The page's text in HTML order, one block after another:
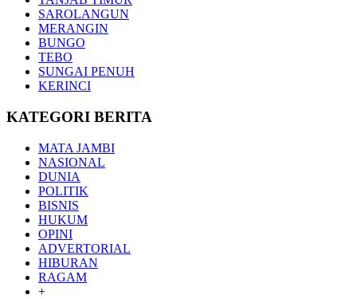
SAROLANGUN
MERANGIN
BUNGO
TEBO
SUNGAI PENUH
KERINCI
KATEGORI BERITA
MATA JAMBI
NASIONAL
DUNIA
POLITIK
BISNIS
HUKUM
OPINI
ADVERTORIAL
HIBURAN
RAGAM
+